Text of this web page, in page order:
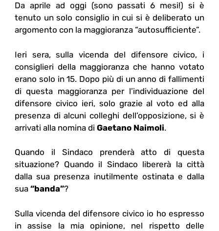
Da aprile ad oggi (sono passati 6 mesi!) si è
tenuto un solo consiglio in cui si è deliberato un
argomento con la maggioranza “autosufficiente”.
Ieri sera, sulla vicenda del difensore civico, i
consiglieri della maggioranza che hanno votato
erano solo in 15. Dopo più di un anno di fallimenti
di questa maggioranza per l’individuazione del
difensore civico ieri, solo grazie al voto ed alla
presenza di alcuni colleghi dell’opposizione, si è
arrivati alla nomina di Gaetano Naimoli.
Quando il Sindaco prenderà atto di questa
situazione? Quando il Sindaco libererà la città
dalla sua presenza inutilmente ostinata e dalla
sua “banda”?
Sulla vicenda del difensore civico io ho espresso
in assise la mia opinione, nel rispetto delle